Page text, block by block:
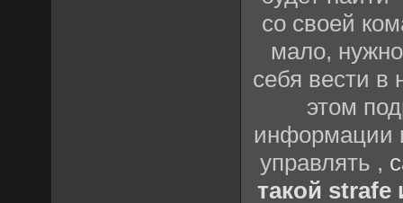
со своей
мало,
себя вести в
этом
информации
управлять ,
такой strafe